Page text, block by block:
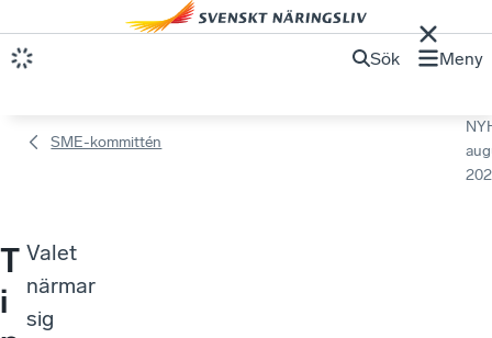
Sök Meny
SME-kommittén
T
i
Valet
närmar
sig